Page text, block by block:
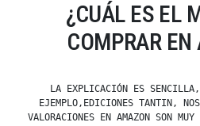
¿CUÁL ES EL
COMPRAR
LA EXPLICACIÓN ES
EJEMPLO,EDICIONES TANTIN,
VALORACIONES EN AMAZON SON